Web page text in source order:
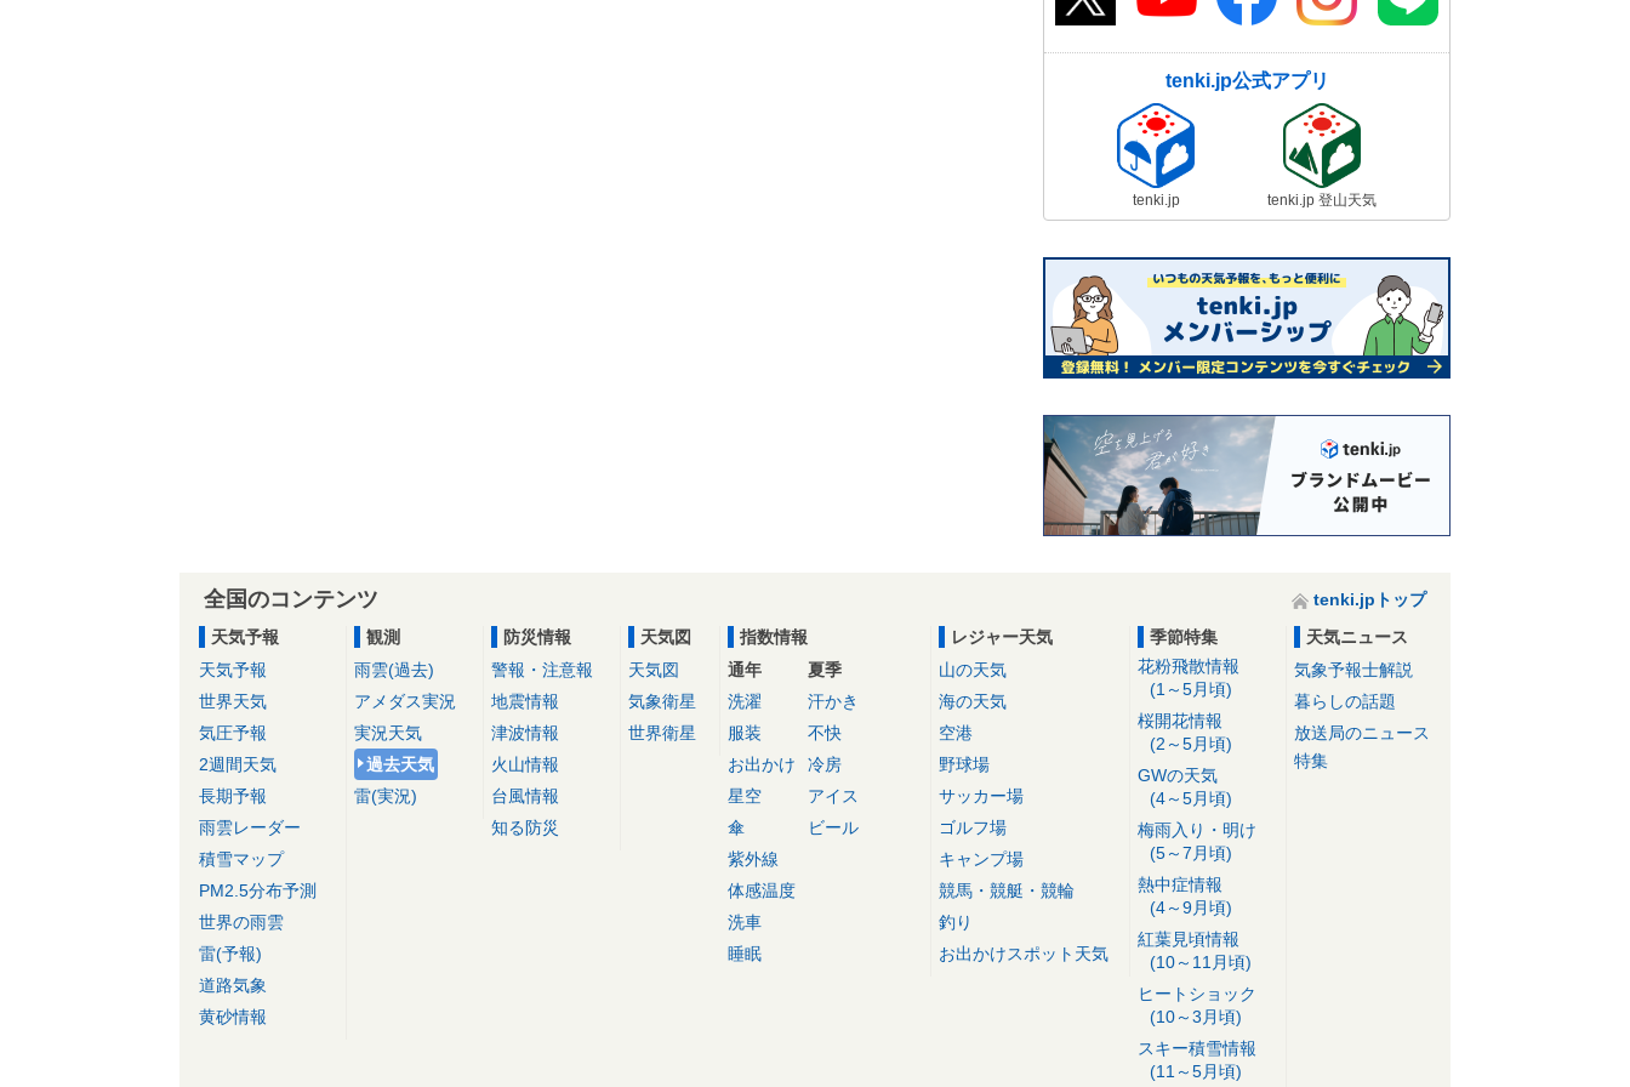
tenki.jp公式アプリ
tenki.jp tenki.jp 登山天気
全国のコンテンツ
tenki.jpトップ
天気予報
天気予報
世界天気
気圧予報
2週間天気
長期予報
雨雲レーダー
積雪マップ
PM2.5分布予測
世界の雨雲
雷(予報)
道路気象
黄砂情報
観測
雨雲(過去)
アメダス実況
実況天気
過去天気
雷(実況)
防災情報
警報・注意報
地震情報
津波情報
火山情報
台風情報
知る防災
天気図
天気図
気象衛星
世界衛星
指数情報
通年
洗濯
服装
お出かけ
星空
傘
紫外線
体感温度
洗車
睡眠
夏季
汗かき
不快
冷房
アイス
ビール
レジャー天気
山の天気
海の天気
空港
野球場
サッカー場
ゴルフ場
キャンプ場
競馬・競艇・競輪
釣り
お出かけスポット天気
季節特集
花粉飛散情報
(1～5月頃)
桜開花情報
(2～5月頃)
GWの天気
(4～5月頃)
梅雨入り・明け
(5～7月頃)
熱中症情報
(4～9月頃)
紅葉見頃情報
(10～11月頃)
ヒートショック
(10～3月頃)
スキー積雪情報
(11～5月頃)
天気ニュース
気象予報士解説
暮らしの話題
放送局のニュース
特集